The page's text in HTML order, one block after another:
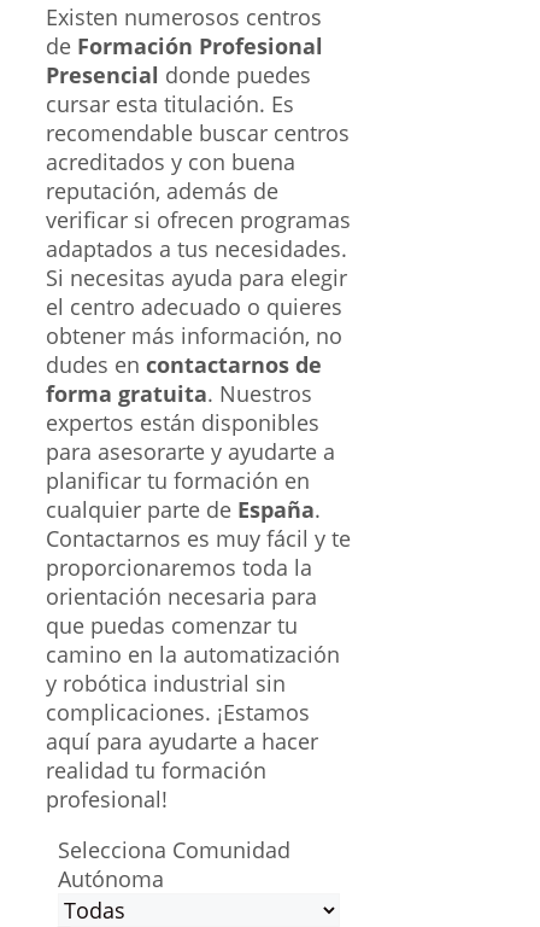
Existen numerosos centros
de Formación Profesional
Presencial donde puedes
cursar esta titulación. Es
recomendable buscar centros
acreditados y con buena
reputación, además de
verificar si ofrecen programas
adaptados a tus necesidades.
Si necesitas ayuda para elegir
el centro adecuado o quieres
obtener más información, no
dudes en contactarnos de
forma gratuita. Nuestros
expertos están disponibles
para asesorarte y ayudarte a
planificar tu formación en
cualquier parte de España.
Contactarnos es muy fácil y te
proporcionaremos toda la
orientación necesaria para
que puedas comenzar tu
camino en la automatización
y robótica industrial sin
complicaciones. ¡Estamos
aquí para ayudarte a hacer
realidad tu formación
profesional!
Selecciona Comunidad
Autónoma